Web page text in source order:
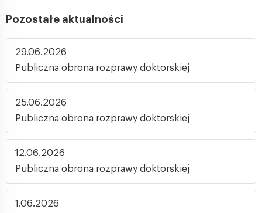
Pozostałe aktualności
29.06.2026
Publiczna obrona rozprawy doktorskiej
25.06.2026
Publiczna obrona rozprawy doktorskiej
12.06.2026
Publiczna obrona rozprawy doktorskiej
1.06.2026